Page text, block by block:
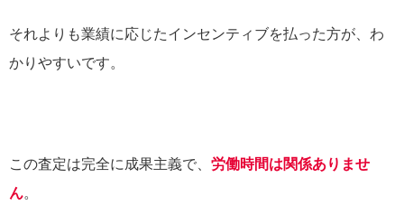
それよりも業績に応じたインセンティブを払った方が、わ
かりやすいです。
この査定は完全に成果主義で、 労働時間は関係ありませ
ん。